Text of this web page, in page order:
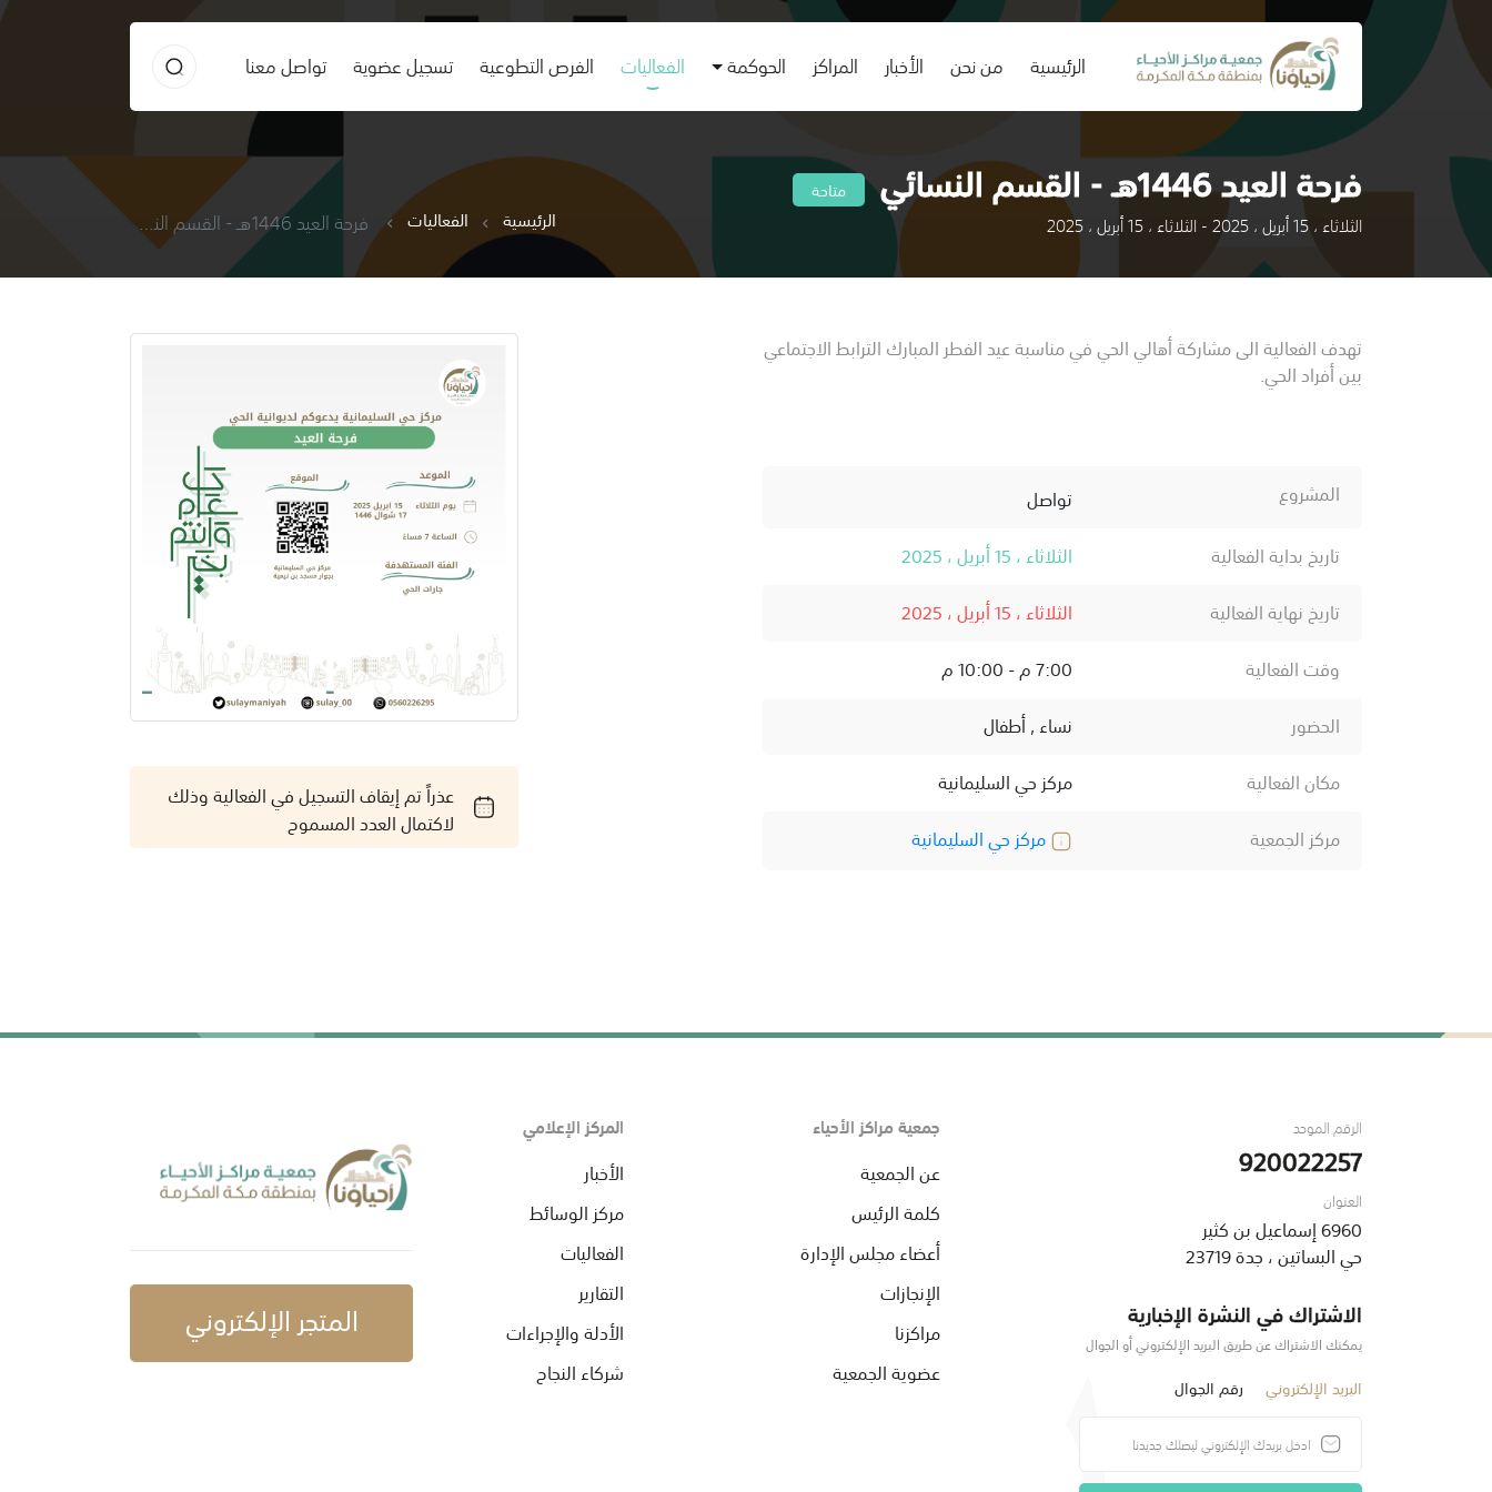
الرئيسية
(current) من نحن الأخبار المراكز الحوكمة الفعاليات الفرص التطوعية تسجيل عضوية تواصل معنا
فرحة العيد 1446هـ - القسم النسائي متاحة
الثلاثاء ، 15 أبريل ، 2025 - الثلاثاء ، 15 أبريل ، 2025 الرئيسية الفعاليات فرحة العيد 1446هـ - القسم النسائي
تهدف الفعالية الى مشاركة أهالي الحي في مناسبة عيد الفطر المبارك الترابط الاجتماعي
بين أفراد الحي.
المشروع
تواصل
تاريخ بداية الفعالية
الثلاثاء ، 15 أبريل ، 2025
تاريخ نهاية الفعالية
الثلاثاء ، 15 أبريل ، 2025
وقت الفعالية
7:00 م - 10:00 م
الحضور
نساء , أطفال
مكان الفعالية
مركز حي السليمانية
مركز الجمعية
مركز حي السليمانية
عذراً تم إيقاف التسجيل في الفعالية وذلك
لاكتمال العدد المسموح
الرقم الموحد
920022257
العنوان
6960 إسماعيل بن كثير
حي البساتين ، جدة 23719
الاشتراك في النشرة الإخبارية
يمكنك الاشتراك عن طريق البريد الإلكتروني أو الجوال
البريد الإلكتروني رقم الجوال
جمعية مراكز الأحياء
عن الجمعية
كلمة الرئيس
أعضاء مجلس الإدارة
الإنجازات
مراكزنا
عضوية الجمعية
المركز الإعلامي
الأخبار
مركز الوسائط
الفعاليات
التقارير
الأدلة والإجراءات
شركاء النجاح
المتجر الإلكتروني